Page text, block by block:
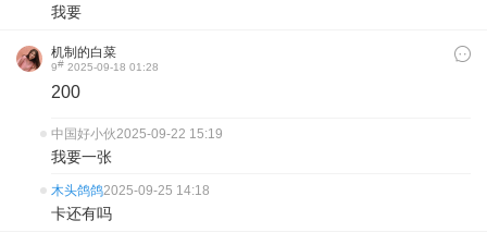
我要
机制的白菜
9# 2025-09-18 01:28
200
中国好小伙2025-09-22 15:19
我要一张
木头鸽鸽2025-09-25 14:18
卡还有吗